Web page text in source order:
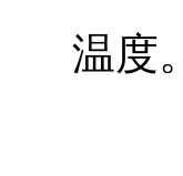
温度。